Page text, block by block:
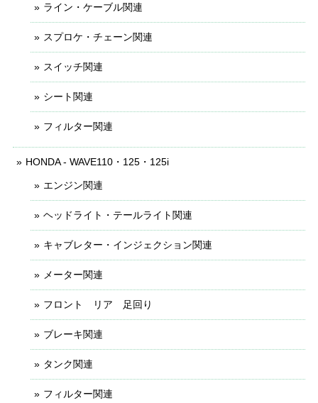
ライン・ケーブル関連
スプロケ・チェーン関連
スイッチ関連
シート関連
フィルター関連
HONDA - WAVE110・125・125i
エンジン関連
ヘッドライト・テールライト関連
キャブレター・インジェクション関連
メーター関連
フロント リア 足回り
ブレーキ関連
タンク関連
フィルター関連